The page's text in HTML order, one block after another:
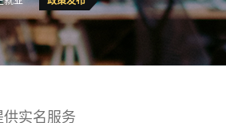
供实名服务